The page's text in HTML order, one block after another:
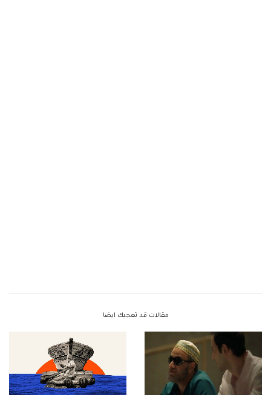
مقالات قد تعجبك ايضا